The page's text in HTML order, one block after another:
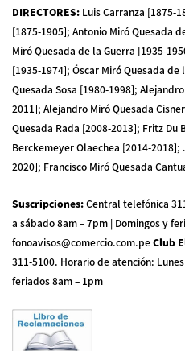
DIRECTORES: Luis Carranza [1875-
[1875-1905]; Antonio Miró Quesada
Miró Quesada de la Guerra [1935-
[1935-1974]; Óscar Miró Quesada
Quesada Sosa [1980-1998];
2011]; Alejandro Miró Quesada
Quesada Rada [2008-2013]; Fritz Du
Berckemeyer Olaechea [2014-
2020]; Francisco Miró Quesada
Suscripciones:Central telefónica
a sábado 8am – 7pm | Domingos y
fonoavisos@comercio.com.peClub
311-5100. Horario de atención:
feriados 8am – 1pm